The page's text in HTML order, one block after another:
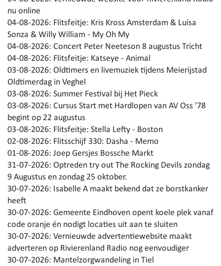
nu online
04-08-2026: Flitsfeitje: Kris Kross Amsterdam & Luísa
Sonza & Willy William - My Oh My
04-08-2026: Concert Peter Neeteson 8 augustus Tricht
04-08-2026: Flitsfeitje: Katseye - Animal
03-08-2026: Oldtimers en livemuziek tijdens Meierijstad
Oldtimerdag in Veghel
03-08-2026: Summer Festival bij Het Pieck
03-08-2026: Cursus Start met Hardlopen van AV Oss '78
begint op 22 augustus
03-08-2026: Flitsfeitje: Stella Lefty - Boston
02-08-2026: Flitsschijf 330: Dasha - Memo
01-08-2026: Joep Gersjes Bossche Markt
31-07-2026: Optreden try out The Rocking Devils zondag
9 Augustus en zondag 25 oktober.
30-07-2026: Isabelle A maakt bekend dat ze borstkanker
heeft
30-07-2026: Gemeente Eindhoven opent koele plek vanaf
code oranje én nodigt locaties uit aan te sluiten
30-07-2026: Vernieuwde advertentiewebsite maakt
adverteren op Rivierenland Radio nog eenvoudiger
30-07-2026: Mantelzorgwandeling in Tiel